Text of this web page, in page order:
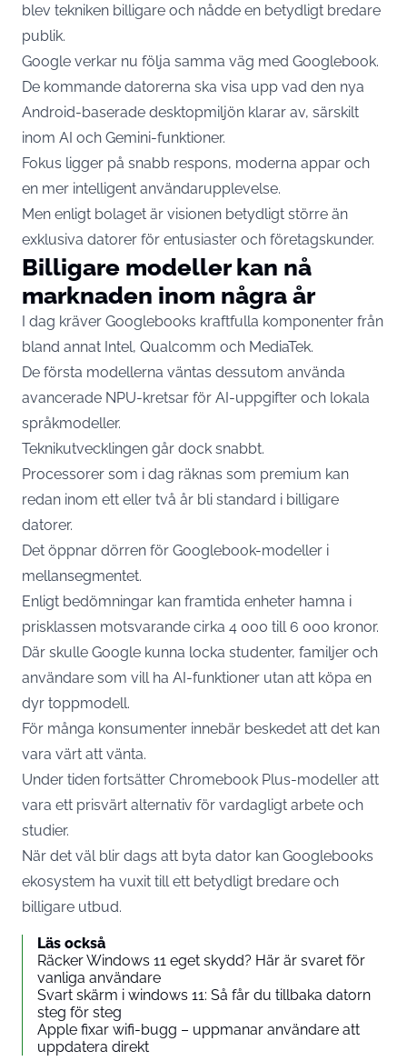
blev tekniken billigare och nådde en betydligt bredare
publik.
Google verkar nu följa samma väg med Googlebook.
De kommande datorerna ska visa upp vad den nya
Android-baserade desktopmiljön klarar av, särskilt
inom AI och Gemini-funktioner.
Fokus ligger på snabb respons, moderna appar och
en mer intelligent användarupplevelse.
Men enligt bolaget är visionen betydligt större än
exklusiva datorer för entusiaster och företagskunder.
Billigare modeller kan nå
marknaden inom några år
I dag kräver Googlebooks kraftfulla komponenter från
bland annat Intel, Qualcomm och MediaTek.
De första modellerna väntas dessutom använda
avancerade NPU-kretsar för AI-uppgifter och lokala
språkmodeller.
Teknikutvecklingen går dock snabbt.
Processorer som i dag räknas som premium kan
redan inom ett eller två år bli standard i billigare
datorer.
Det öppnar dörren för Googlebook-modeller i
mellansegmentet.
Enligt bedömningar kan framtida enheter hamna i
prisklassen motsvarande cirka 4 000 till 6 000 kronor.
Där skulle Google kunna locka studenter, familjer och
användare som vill ha AI-funktioner utan att köpa en
dyr toppmodell.
För många konsumenter innebär beskedet att det kan
vara värt att vänta.
Under tiden fortsätter Chromebook Plus-modeller att
vara ett prisvärt alternativ för vardagligt arbete och
studier.
När det väl blir dags att byta dator kan Googlebooks
ekosystem ha vuxit till ett betydligt bredare och
billigare utbud.
Läs också
Räcker Windows 11 eget skydd? Här är svaret för
vanliga användare
Svart skärm i windows 11: Så får du tillbaka datorn
steg för steg
Apple fixar wifi-bugg – uppmanar användare att
uppdatera direkt